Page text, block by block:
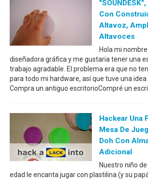
Con
Altavoz,
Altavoces
Hola mi
diseñadora gráfica y me gustaria tener una
trabajo agradable. El problema era que no
para todo mi hardware, así que tuve una idea
Compra un antiguo escritorioCompré un
Hackear Una
Mesa De
Doh Con
Adicional
Nuestro niño
edad le encanta jugar con plastilina (y su